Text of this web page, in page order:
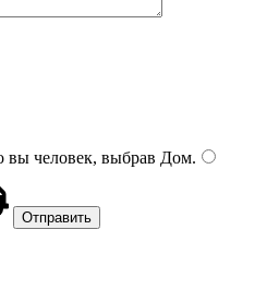
вы человек, выбрав Дом.